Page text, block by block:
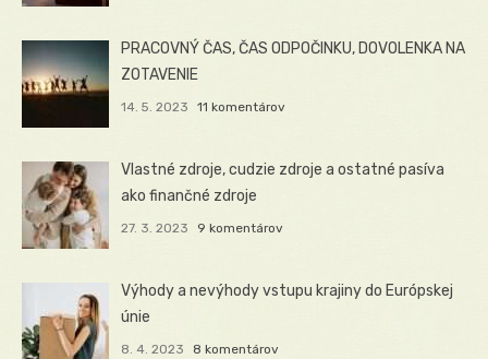
PRACOVNÝ ČAS, ČAS ODPOČINKU, DOVOLENKA NA
ZOTAVENIE
14. 5. 2023 11 komentárov
Vlastné zdroje, cudzie zdroje a ostatné pasíva
ako finančné zdroje
27. 3. 2023 9 komentárov
Výhody a nevýhody vstupu krajiny do Európskej
únie
8. 4. 2023 8 komentárov